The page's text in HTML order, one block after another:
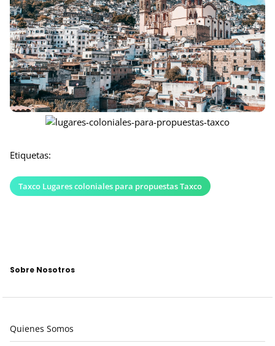
Etiquetas:
Taxco Lugares coloniales para propuestas Taxco
Sobre Nosotros
Quienes Somos